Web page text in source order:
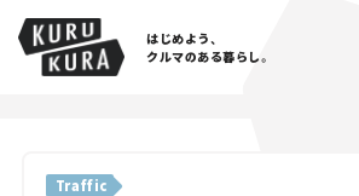
はじめよう、
クルマのある暮らし。
Traffic